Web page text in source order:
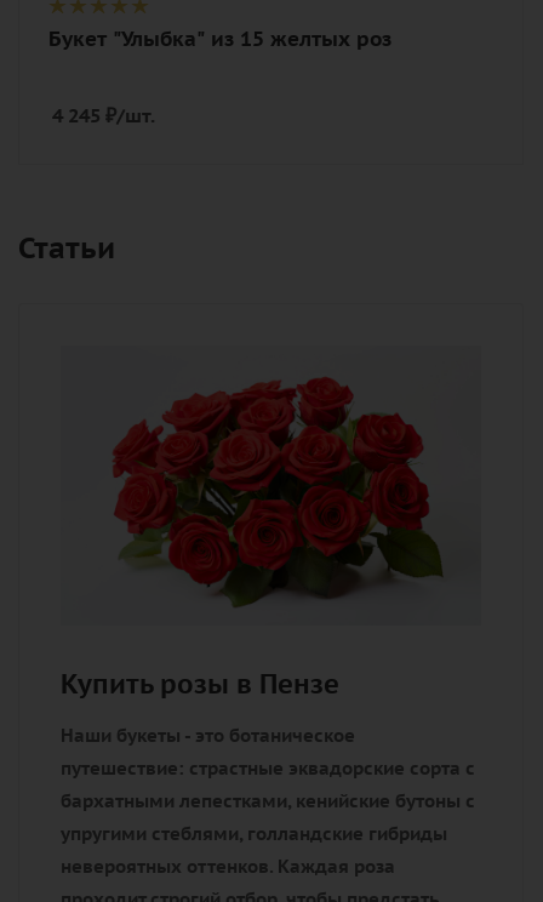
Букет "Улыбка" из 15 желтых роз
4 245 ₽/шт.
Статьи
Купить розы в Пензе
Наши букеты - это ботаническое
путешествие: страстные эквадорские сорта с
бархатными лепестками, кенийские бутоны с
упругими стеблями, голландские гибриды
невероятных оттенков. Каждая роза